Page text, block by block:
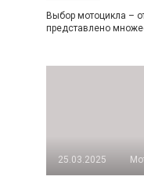
Выбор мотоцикла –
представлено
25.03.2025